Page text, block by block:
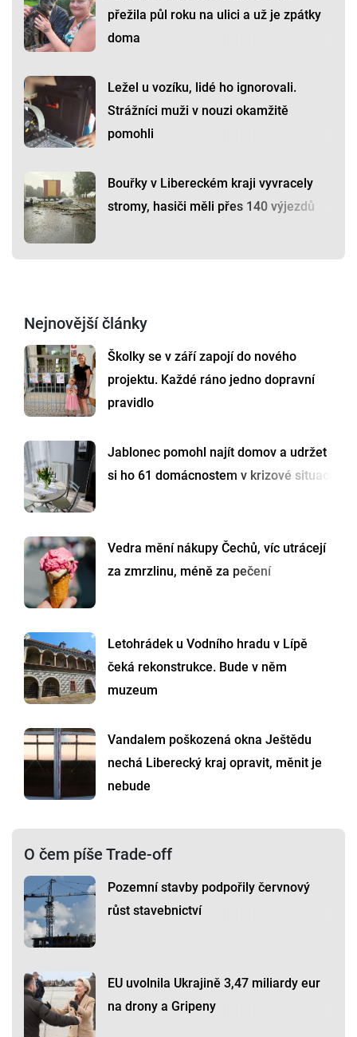
přežila půl roku na ulici a už je zpátky
doma
Ležel u vozíku, lidé ho ignorovali.
Strážníci muži v nouzi okamžitě
pomohli
Bouřky v Libereckém kraji vyvracely
stromy, hasiči měli přes 140 výjezdů
Nejnovější články
Školky se v září zapojí do nového
projektu. Každé ráno jedno dopravní
pravidlo
Jablonec pomohl najít domov a udržet
si ho 61 domácnostem v krizové situaci
Vedra mění nákupy Čechů, víc utrácejí
za zmrzlinu, méně za pečení
Letohrádek u Vodního hradu v Lípě
čeká rekonstrukce. Bude v něm
muzeum
Vandalem poškozená okna Ještědu
nechá Liberecký kraj opravit, měnit je
nebude
O čem píše Trade-off
Pozemní stavby podpořily červnový
růst stavebnictví
EU uvolnila Ukrajině 3,47 miliardy eur
na drony a Gripeny